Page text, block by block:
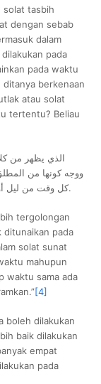
solat tasbih
dengan sebab
dalam
pada
pada waktu
ditanya berkenaan
atau solat
tertentu? Beliau
‌الذي ‌يظهر ‌من
ووجه كونها من
كل وقت من ليل أو نهار كما صرحوا به ما عدا وقت الكراهة لحرمتها فيه.
tergolongan
ditunaikan pada
solat sunat
mahupun
waktu sama ada
[4]
boleh dilakukan
baik dilakukan
empat
pada